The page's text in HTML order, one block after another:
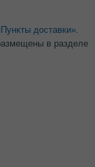
доставки»
в разделе